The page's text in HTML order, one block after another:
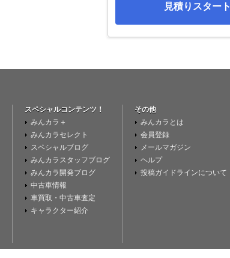
見積りスタート
スペシャルコンテンツ！
みんカラ＋
みんカラセレクト
スペシャルブログ
みんカラスタッフブログ
みんカラ開発ブログ
中古車情報
車買取・中古車査定
キャラクター紹介
その他
みんカラとは
会員登録
メールマガジン
ヘルプ
投稿ガイドラインについて